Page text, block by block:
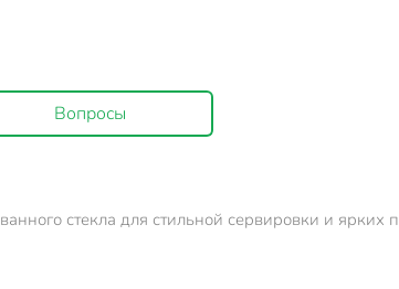
Вопросы
стекла для стильной сервировки и ярких